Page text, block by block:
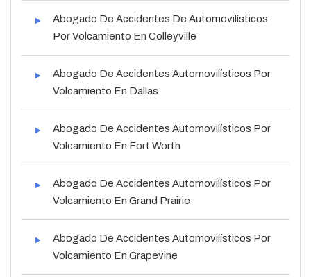
Abogado De Accidentes De Automovilísticos
Por Volcamiento En Colleyville
Abogado De Accidentes Automovilísticos Por
Volcamiento En Dallas
Abogado De Accidentes Automovilísticos Por
Volcamiento En Fort Worth
Abogado De Accidentes Automovilísticos Por
Volcamiento En Grand Prairie
Abogado De Accidentes Automovilísticos Por
Volcamiento En Grapevine